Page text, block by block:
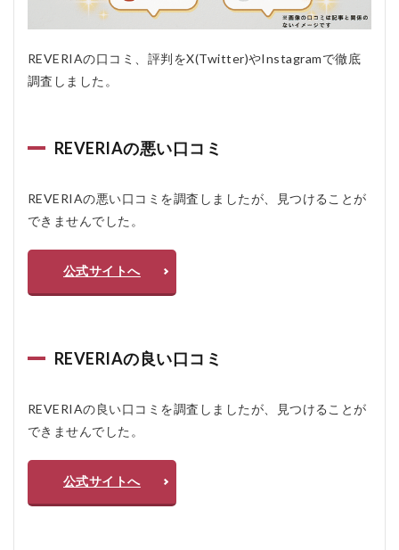
2.1
の力
でこ
改善
を目
2.2
のネ
オジ
6ゾー
散で
身体
負担
に配
慮
REVERIAの口コミ、評判をX(Twitter)やInstagramで徹底
調査しました。
REVERIAの悪い口コミ
REVERIAの悪い口コミを調査しましたが、見つけることが
できませんでした。
公式サイトへ
REVERIAの良い口コミ
REVERIAの良い口コミを調査しましたが、見つけることが
できませんでした。
公式サイトへ